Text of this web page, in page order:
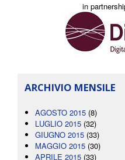
in
ARCHIVIO MENSILE
AGOSTO 2015 (8)
LUGLIO 2015 (32)
GIUGNO 2015 (33)
MAGGIO 2015 (30)
APRILE 2015 (33)